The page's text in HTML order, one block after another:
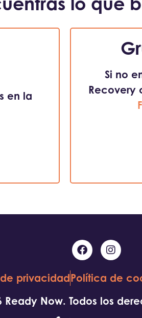
en la
Si no
Recovery
privacidadPolítica de
Ready Now. Todos los